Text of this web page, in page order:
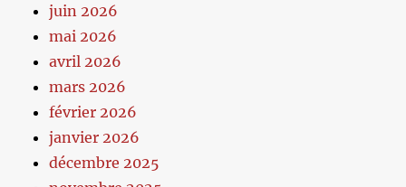
juin 2026
mai 2026
avril 2026
mars 2026
février 2026
janvier 2026
décembre 2025